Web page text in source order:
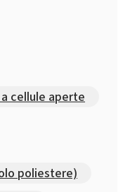
a cellule aperte
poliestere)